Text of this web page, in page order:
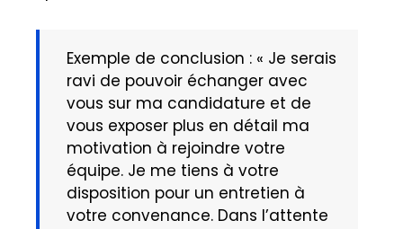
Exemple de conclusion : « Je serais
ravi de pouvoir échanger avec
vous sur ma candidature et de
vous exposer plus en détail ma
motivation à rejoindre votre
équipe. Je me tiens à votre
disposition pour un entretien à
votre convenance. Dans l’attente